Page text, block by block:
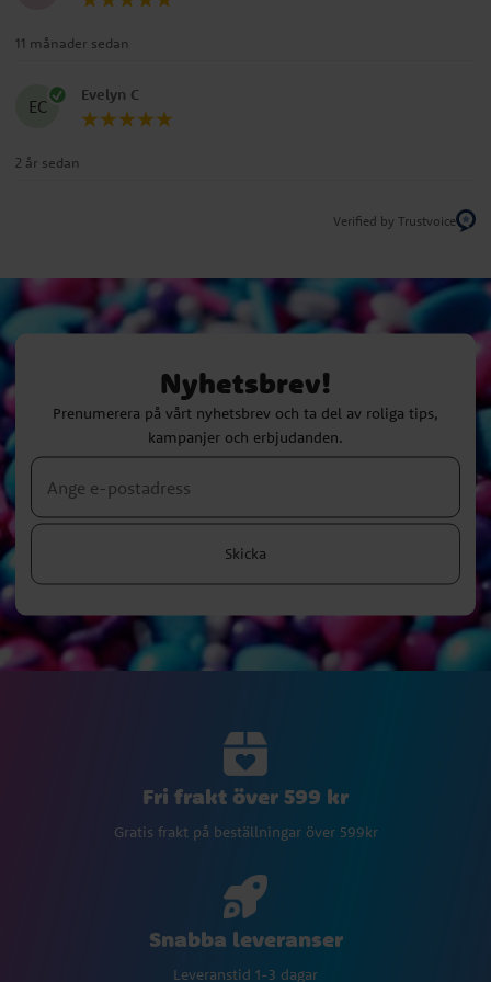
11 månader sedan
EC
Evelyn C
2 år sedan
Verified by Trustvoice
Nyhetsbrev!
Prenumerera på vårt nyhetsbrev och ta del av roliga tips,
kampanjer och erbjudanden.
Skicka
Fri frakt över 599 kr
Gratis frakt på beställningar över 599kr
Snabba leveranser
Leveranstid 1-3 dagar